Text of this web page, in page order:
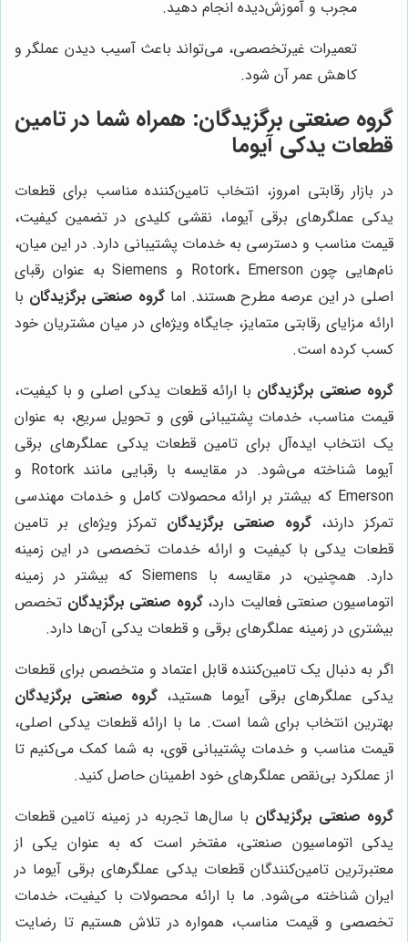
مجرب و آموزش‌دیده انجام دهید.
تعمیرات غیرتخصصی، می‌تواند باعث آسیب دیدن عملگر و
کاهش عمر آن شود.
گروه صنعتی برگزیدگان: همراه شما در تامین
قطعات یدکی آیوما
در بازار رقابتی امروز، انتخاب تامین‌کننده مناسب برای قطعات
یدکی عملگرهای برقی آیوما، نقشی کلیدی در تضمین کیفیت،
قیمت مناسب و دسترسی به خدمات پشتیبانی دارد. در این میان،
نام‌هایی چون Rotork، Emerson و Siemens به عنوان رقبای
اصلی در این عرصه مطرح هستند. اما گروه صنعتی برگزیدگان با
ارائه مزایای رقابتی متمایز، جایگاه ویژه‌ای در میان مشتریان خود
کسب کرده است.
گروه صنعتی برگزیدگان با ارائه قطعات یدکی اصلی و با کیفیت،
قیمت مناسب، خدمات پشتیبانی قوی و تحویل سریع، به عنوان
یک انتخاب ایده‌آل برای تامین قطعات یدکی عملگرهای برقی
آیوما شناخته می‌شود. در مقایسه با رقبایی مانند Rotork و
Emerson که بیشتر بر ارائه محصولات کامل و خدمات مهندسی
تمرکز دارند، گروه صنعتی برگزیدگان تمرکز ویژه‌ای بر تامین
قطعات یدکی با کیفیت و ارائه خدمات تخصصی در این زمینه
دارد. همچنین، در مقایسه با Siemens که بیشتر در زمینه
اتوماسیون صنعتی فعالیت دارد،گروه صنعتی برگزیدگان تخصص
بیشتری در زمینه عملگرهای برقی و قطعات یدکی آن‌ها دارد.
اگر به دنبال یک تامین‌کننده قابل اعتماد و متخصص برای قطعات
یدکی عملگرهای برقی آیوما هستید، گروه صنعتی برگزیدگان
بهترین انتخاب برای شما است. ما با ارائه قطعات یدکی اصلی،
قیمت مناسب و خدمات پشتیبانی قوی، به شما کمک می‌کنیم تا
از عملکرد بی‌نقص عملگرهای خود اطمینان حاصل کنید.
گروه صنعتی برگزیدگان با سال‌ها تجربه در زمینه تامین قطعات
یدکی اتوماسیون صنعتی، مفتخر است که به عنوان یکی از
معتبرترین تامین‌کنندگان قطعات یدکی عملگرهای برقی آیوما در
ایران شناخته می‌شود. ما با ارائه محصولات با کیفیت، خدمات
تخصصی و قیمت مناسب، همواره در تلاش هستیم تا رضایت